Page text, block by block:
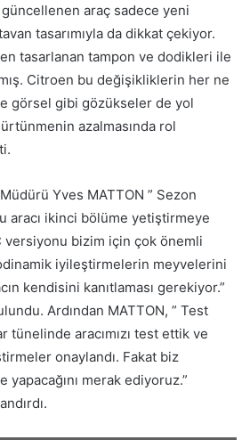
araç sadece yeni
tasarımıyla da dikkat çekiyor.
tasarlanan tampon ve dodikleri ile
Citroen bu değişikliklerin her ne
görsel gibi gözükseler de yol
azalmasında rol
Yves MATTON ” Sezon
aracı ikinci bölüme yetiştirmeye
versiyonu bizim için çok önemli
iyileştirmelerin meyvelerini
kendisini kanıtlaması gerekiyor.”
Ardından MATTON, ” Test
tünelinde aracımızı test ettik ve
onaylandı. Fakat biz
yapacağını merak ediyoruz.”